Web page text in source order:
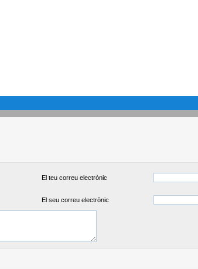
El teu correu electrònic
El seu correu electrònic